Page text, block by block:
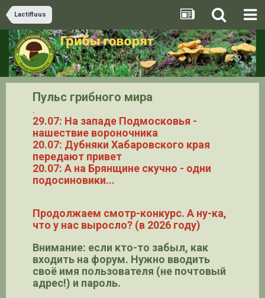
Lactifluus
Пульс грибного мира
.
29.07: На западе Подмосковья -
нашествие вороночника
20.07: Дубняки Хабаровского края
передают привет
20.07: А на Брянщине скучно - одни
подосиновики...
Продолжаем смотр-конкурс. А ну-ка,
что у нас выросло? (в 2026 году)
Внимание: если кто-то забыл, как
входить на форум. Нужно вводить
своё имя пользователя (не почтовый
адрес!) и пароль.